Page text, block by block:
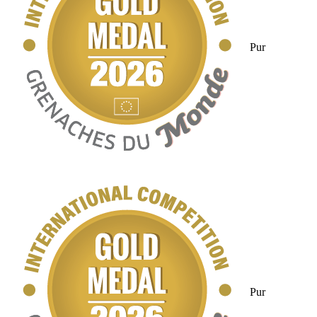
Pur
Pur